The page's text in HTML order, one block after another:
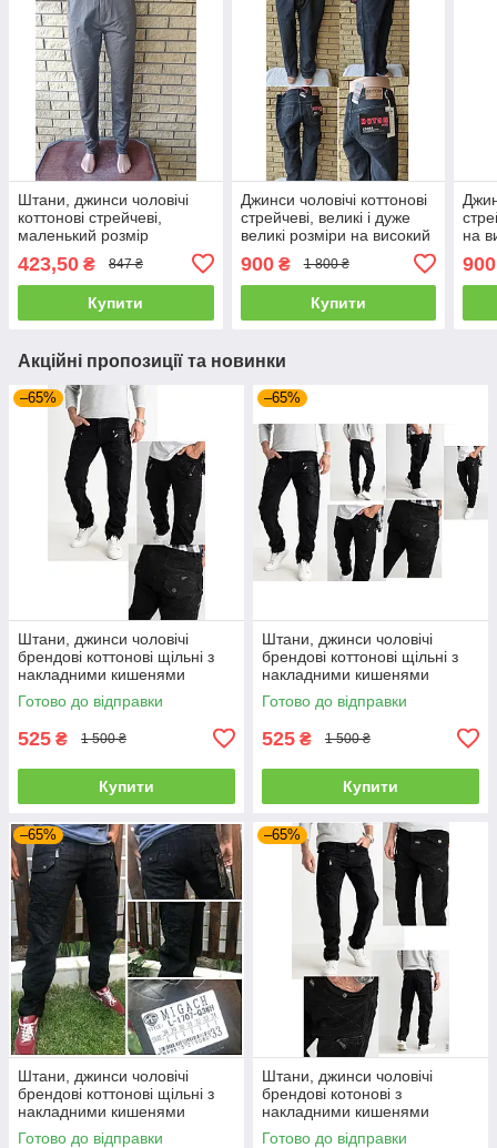
Штани, джинси чоловічі
коттонові стрейчеві,
маленький розмір
423,50 ₴ 847 ₴
Купити
Джинси чоловічі коттонові
стрейчеві, великі і дуже
великі розміри на високий
900₴ 1 800 ₴
Купити
на
900
Акційні пропозиції та новинки
–65%
Штани, джинси чоловічі
брендові коттонові щільні з
накладними кишенями
"карго" MIGACH, Туреччина
Готово до відправки
525 ₴ 1 500 ₴
Купити
–65%
Штани, джинси чоловічі
брендові коттонові щільні з
накладними кишенями
"карго" MIGACH, Туреччина
Готово до відправки
525 ₴ 1 500 ₴
Купити
–65%
Штани, джинси чоловічі
брендові коттонові щільні з
накладними кишенями
"карго" MIGACH, Туреччина
Готово до відправки
–65%
Штани, джинси чоловічі
брендові котонові з
накладними кишенями
"карго" MIGACH, Туреччина
Готово до відправки